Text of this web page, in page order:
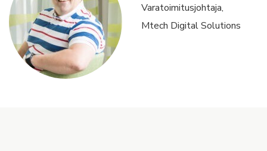
Varatoimitusjohtaja,
Mtech Digital Solutions